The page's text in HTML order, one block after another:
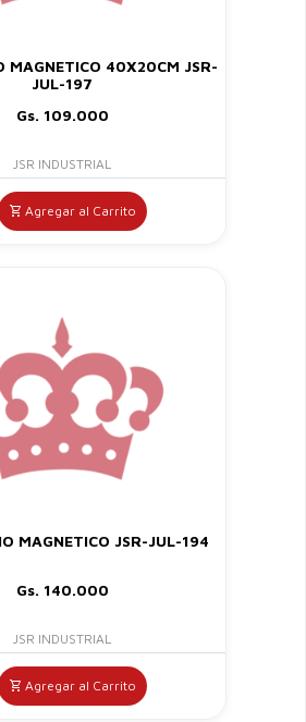
MAGNETICO 40X20CM JSR-
JUL-197
Gs. 109.000
JSR INDUSTRIAL
Agregar al Carrito
MAGNETICO JSR-JUL-194
Gs. 140.000
JSR INDUSTRIAL
Agregar al Carrito